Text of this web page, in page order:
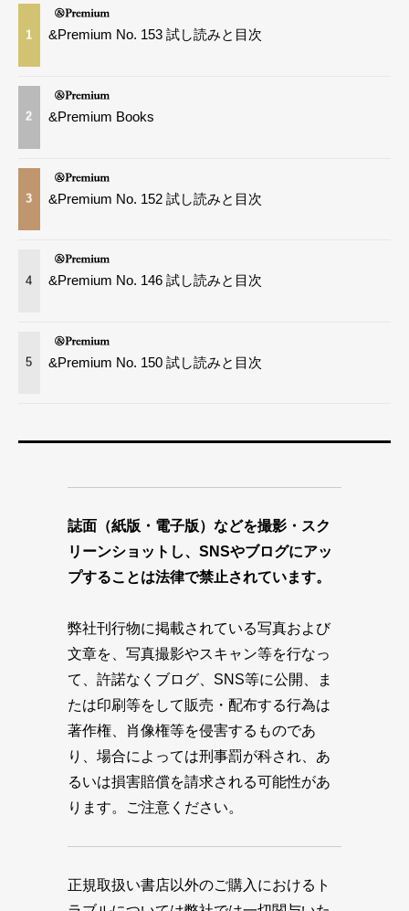
1 &Premium No. 153 試し読みと目次
2 &Premium Books
3 &Premium No. 152 試し読みと目次
4 &Premium No. 146 試し読みと目次
5 &Premium No. 150 試し読みと目次
誌面（紙版・電子版）などを撮影・スク
リーンショットし、SNSやブログにアッ
プすることは法律で禁止されています。
弊社刊行物に掲載されている写真および
文章を、写真撮影やスキャン等を行なっ
て、許諾なくブログ、SNS等に公開、ま
たは印刷等をして販売・配布する行為は
著作権、肖像権等を侵害するものであ
り、場合によっては刑事罰が科され、あ
るいは損害賠償を請求される可能性があ
ります。ご注意ください。
正規取扱い書店以外のご購入におけるト